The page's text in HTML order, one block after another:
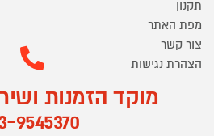
תקנון
מפת האתר
צור קשר
הצהרת נגישות
מוקד הזמנות
9545370